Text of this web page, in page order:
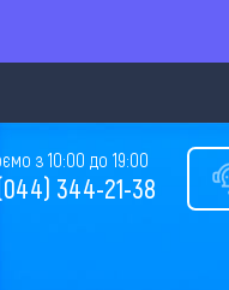
з 10:00 до 19:00
344-21-38